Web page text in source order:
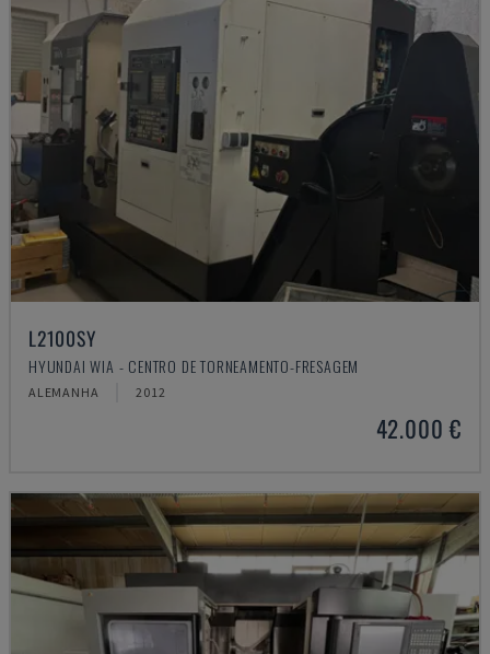
L2100SY
HYUNDAI WIA - CENTRO DE TORNEAMENTO-FRESAGEM
ALEMANHA 2012
42.000 €